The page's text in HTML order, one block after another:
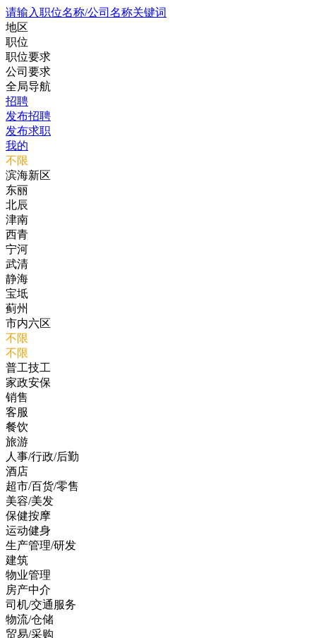
请输入职位名称/公司名称关键词
地区
职位
职位要求
公司要求
全局导航
招聘
发布招聘
发布求职
我的
不限
滨海新区
东丽
北辰
津南
西青
宁河
武清
静海
宝坻
蓟州
市内六区
不限
不限
普工技工
家政安保
销售
客服
餐饮
旅游
人事/行政/后勤
酒店
超市/百货/零售
美容/美发
保健按摩
运动健身
生产管理/研发
建筑
物业管理
房产中介
司机/交通服务
物流/仓储
贸易/采购